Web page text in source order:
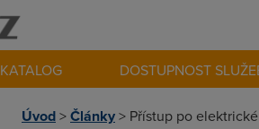
KATALOG DOSTUPNOST
Úvod>Články> Přístup po